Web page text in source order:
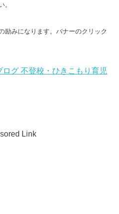
。
励みになります。バナーのクリック
Link